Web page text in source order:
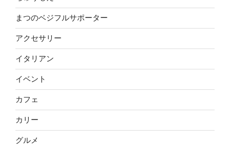
まつのベジフルサポーター
アクセサリー
イタリアン
イベント
カフェ
カリー
グルメ